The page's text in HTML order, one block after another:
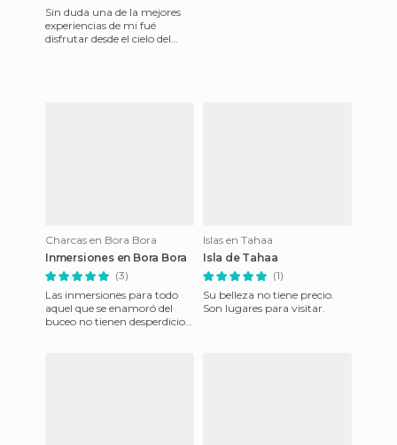
Sin duda una de la mejores
experiencias de mi fué
disfrutar desde el cielo del
Charcas en Bora Bora
Inmersiones en Bora Bora
(3)
Las inmersiones para todo
aquel que se enamoró del
buceo no tienen desperdicio,
Islas en Tahaa
Isla de Tahaa
(1)
Su belleza no tiene precio.
Son lugares para visitar.